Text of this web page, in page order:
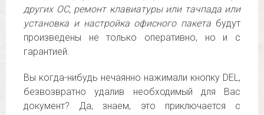
других ОС, ремонт клавиатуры или тачпада или
установка и настройка офисного пакета будут
произведены не только оперативно, но и с
гарантией.
Вы когда-нибудь нечаянно нажимали кнопку DEL,
безвозвратно удалив необходимый для Вас
документ? Да, знаем, это приключается с